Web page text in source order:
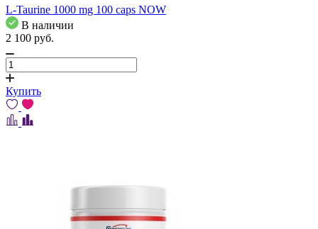
L-Taurine 1000 mg 100 caps NOW
В наличии
2 100 pуб.
Купить